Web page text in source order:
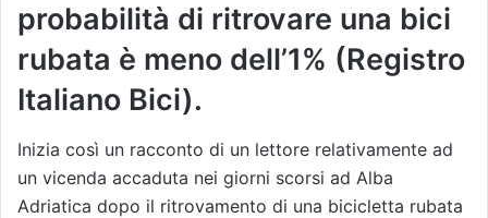
probabilità di ritrovare una bici
rubata è meno dell’1% (Registro
Italiano Bici).
Inizia così un racconto di un lettore relativamente ad
un vicenda accaduta nei giorni scorsi ad Alba
Adriatica dopo il ritrovamento di una bicicletta rubata